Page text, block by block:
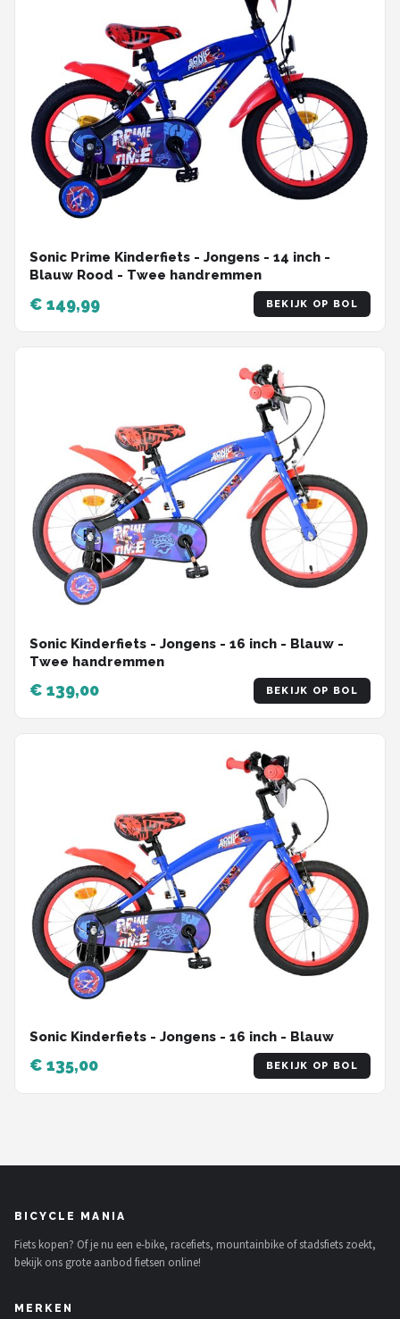
Sonic Prime Kinderfiets - Jongens - 14 inch -
Blauw Rood - Twee handremmen
€ 149,99 BEKIJK OP BOL
Sonic Kinderfiets - Jongens - 16 inch - Blauw -
Twee handremmen
€ 139,00 BEKIJK OP BOL
Sonic Kinderfiets - Jongens - 16 inch - Blauw
€ 135,00 BEKIJK OP BOL
BICYCLE MANIA
Fiets kopen? Of je nu een e-bike, racefiets, mountainbike of stadsfiets zoekt,
bekijk ons grote aanbod fietsen online!
MERKEN